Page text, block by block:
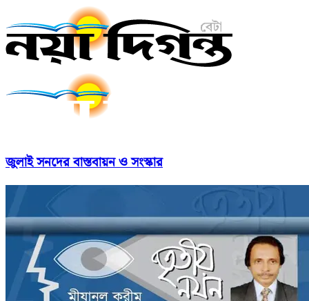
জুলাই সনদের বাস্তবায়ন ও সংস্কার